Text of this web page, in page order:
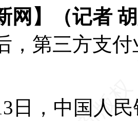
网】（记者
，第三方支
，中国人民